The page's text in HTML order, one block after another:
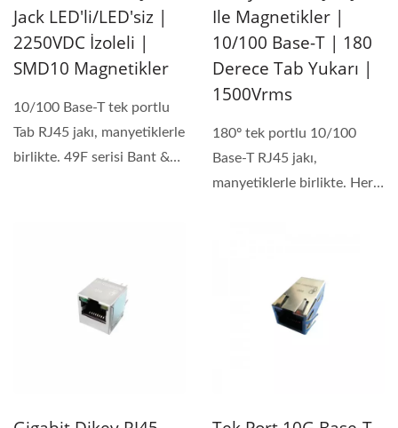
Jack LED'li/LED'siz |
2250VDC İzoleli |
SMD10 Magnetikler
10/100 Base-T tek portlu
Tab RJ45 jakı, manyetiklerle
birlikte. 49F serisi Bant &
Ile Magnetikler |
10/100 Base-T | 180
Derece Tab Yukarı |
1500Vrms
180º tek portlu 10/100
Base-T RJ45 jakı,
manyetiklerle birlikte. Her